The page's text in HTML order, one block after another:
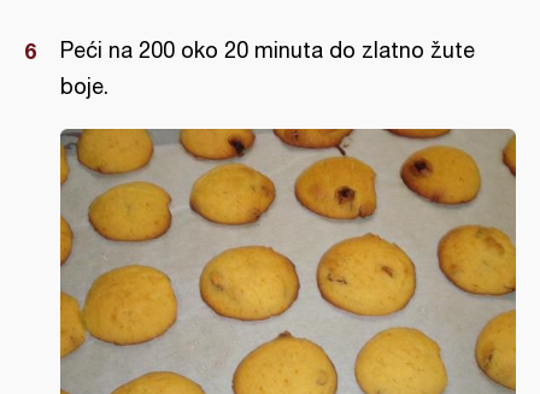
Peći na 200 oko 20 minuta do zlatno žute
boje.